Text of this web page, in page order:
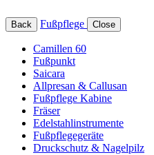
Back Fußpflege Close
Camillen 60
Fußpunkt
Saicara
Allpresan & Callusan
Fußpflege Kabine
Fräser
Edelstahlinstrumente
Fußpflegegeräte
Druckschutz & Nagelpilz